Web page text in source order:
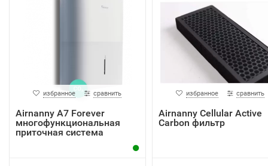
избранное сравнить
Airnanny A7 Forever
многофункциональная
приточная система
избранное сравнить
Airnanny Cellular Active
Carbon фильтр